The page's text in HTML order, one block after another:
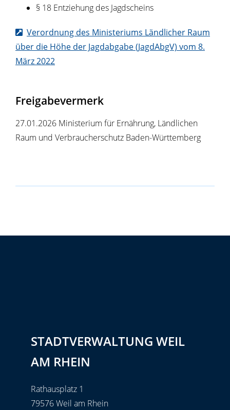
§ 18 Entziehung des Jagdscheins
Verordnung des Ministeriums Ländlicher Raum
über die Höhe der Jagdabgabe (JagdAbgV) vom 8.
März 2022
Freigabevermerk
27.01.2026 Ministerium für Ernährung, Ländlichen
Raum und Verbraucherschutz Baden-Württemberg
STADTVERWALTUNG WEIL
AM RHEIN
Rathausplatz 1
79576 Weil am Rhein